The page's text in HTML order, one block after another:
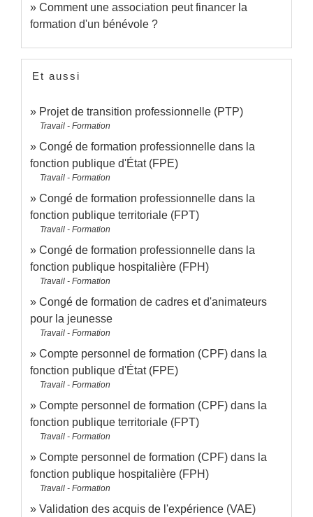
Comment une association peut financer la
formation d'un bénévole ?
Et aussi
Projet de transition professionnelle (PTP)
Travail - Formation
Congé de formation professionnelle dans la
fonction publique d'État (FPE)
Travail - Formation
Congé de formation professionnelle dans la
fonction publique territoriale (FPT)
Travail - Formation
Congé de formation professionnelle dans la
fonction publique hospitalière (FPH)
Travail - Formation
Congé de formation de cadres et d'animateurs
pour la jeunesse
Travail - Formation
Compte personnel de formation (CPF) dans la
fonction publique d'État (FPE)
Travail - Formation
Compte personnel de formation (CPF) dans la
fonction publique territoriale (FPT)
Travail - Formation
Compte personnel de formation (CPF) dans la
fonction publique hospitalière (FPH)
Travail - Formation
Validation des acquis de l'expérience (VAE)